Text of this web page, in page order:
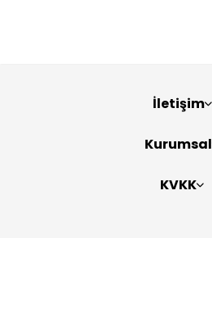
İletişim
Kurumsal
KVKK